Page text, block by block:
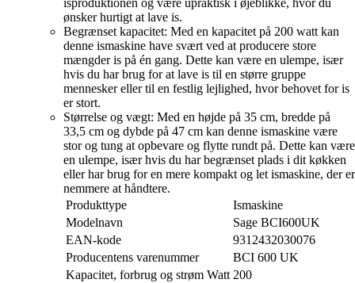
isproduktionen og være upraktisk i øjeblikke, hvor du
ønsker hurtigt at lave is.
Begrænset kapacitet: Med en kapacitet på 200 watt kan
denne ismaskine have svært ved at producere store
mængder is på én gang. Dette kan være en ulempe, især
hvis du har brug for at lave is til en større gruppe
mennesker eller til en festlig lejlighed, hvor behovet for is
er stort.
Størrelse og vægt: Med en højde på 35 cm, bredde på
33,5 cm og dybde på 47 cm kan denne ismaskine være
stor og tung at opbevare og flytte rundt på. Dette kan være
en ulempe, især hvis du har begrænset plads i dit køkken
eller har brug for en mere kompakt og let ismaskine, der er
nemmere at håndtere.
Produkttype
Ismaskine
Modelnavn
Sage BCI600UK
EAN-kode
9312432030076
Producentens varenummer
BCI 600 UK
Kapacitet, forbrug og strøm Watt 200